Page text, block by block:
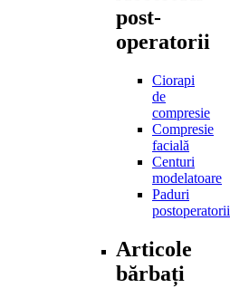
post-
operatorii
Ciorapi
de
compresie
Compresie
facială
Centuri
modelatoare
Paduri
postoperatorii
Articole
bărbați